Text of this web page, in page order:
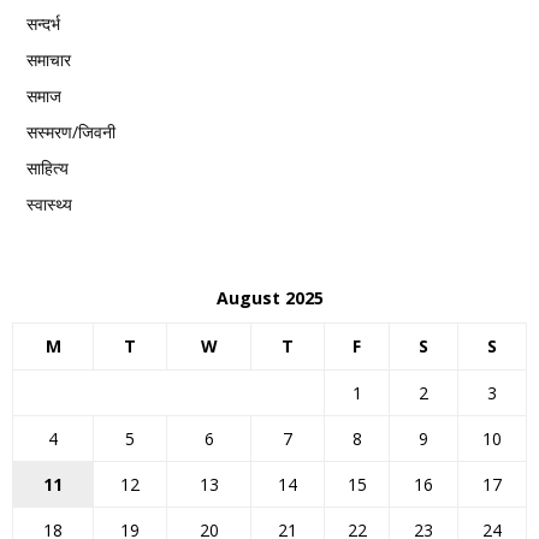
सन्दर्भ
समाचार
समाज
सस्मरण/जिवनी
साहित्य
स्वास्थ्य
August 2025
M T W T F S S
1 2
3
4
5 6 7 8 9
10
11
12 13 14 15 16
17
18
19 20 21 22 23
24